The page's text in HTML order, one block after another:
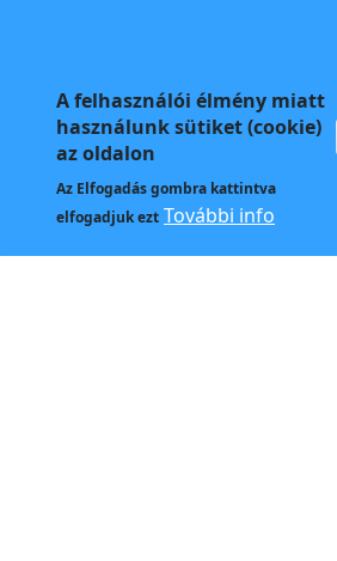
A felhasználói élmény miatt
használunk sütiket (cookie)
az oldalon
Az Elfogadásgombra kattintva
elfogadjuk ezt További info